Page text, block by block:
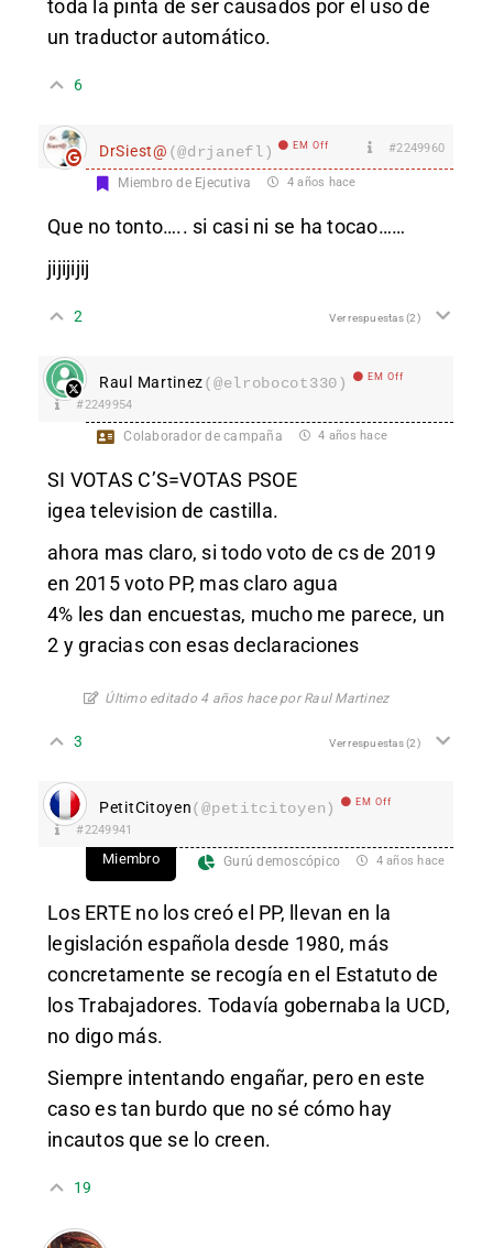
toda la pinta de ser causados por el uso de
un traductor automático.
6
DrSiest@ (@drjanefl) EM Off #2249960
Miembro de Ejecutiva 4 años hace
Que no tonto….. si casi ni se ha tocao……
jijijijij
2 Ver respuestas(2)
Raul Martinez(@elrobocot330) EM Off
#2249954
Colaborador de campaña 4 años hace
SI VOTAS C’S=VOTAS PSOE
igea television de castilla.
ahora mas claro, si todo voto de cs de 2019
en 2015 voto PP, mas claro agua
4% les dan encuestas, mucho me parece, un
2 y gracias con esas declaraciones
Último editado 4 años hace por Raul Martinez
3 Ver respuestas(2)
PetitCitoyen(@petitcitoyen) EM Off
#2249941
Miembro Gurú demoscópico 4 años hace
Los ERTE no los creó el PP, llevan en la
legislación española desde 1980, más
concretamente se recogía en el Estatuto de
los Trabajadores. Todavía gobernaba la UCD,
no digo más.
Siempre intentando engañar, pero en este
caso es tan burdo que no sé cómo hay
incautos que se lo creen.
19